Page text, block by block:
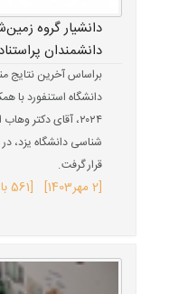
دانشمندان
براساس آخرین نتایج
۲۰۲۴، آقای دکتر
قرار گرفت.
[2 مهر 1403] [561 بازدید]